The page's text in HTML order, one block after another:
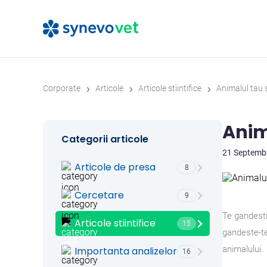
Corporate › Articole › Articole stiintifice › Animalul tau
Categorii articole
Articole de presa 8
Cercetare 9
Articole stiintifice 15
Importanta analizelor 16
21
Te
gandeste-
animalului.